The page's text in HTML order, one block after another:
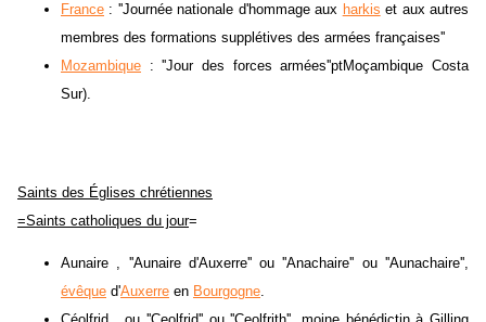
France : ''Journée nationale d'hommage aux harkis et aux autres
membres des formations supplétives des armées françaises''
Mozambique : ''Jour des forces armées''ptMoçambique Costa
Sur).
Saints des Églises chrétiennes
=Saints catholiques du jour=
Aunaire , ''Aunaire d'Auxerre'' ou ''Anachaire'' ou ''Aunachaire'',
évêque d'Auxerre en Bourgogne.